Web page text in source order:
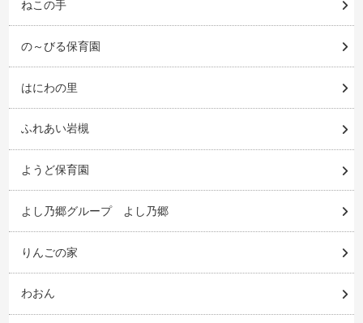
ねこの手
の～びる保育園
はにわの里
ふれあい岩槻
ようど保育園
よし乃郷グループ よし乃郷
りんごの家
わおん